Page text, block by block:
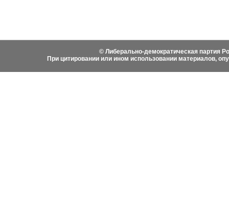
© Либерально-демократическая партия
При цитировании или ином использовании материалов,